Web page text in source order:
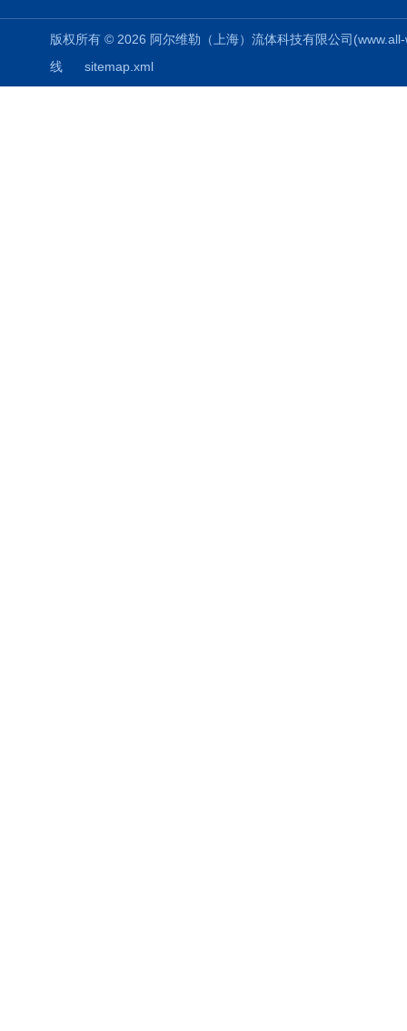
版权所有 © 2026 阿尔维勒（上海）流体科技有限公司
线
sitemap.xml